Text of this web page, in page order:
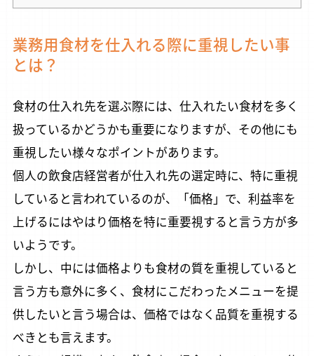
業務用食材を仕入れる際に重視したい事
とは？
食材の仕入れ先を選ぶ際には、仕入れたい食材を多く
扱っているかどうかも重要になりますが、その他にも
重視したい様々なポイントがあります。
個人の飲食店経営者が仕入れ先の選定時に、特に重視
していると言われているのが、「価格」で、利益率を
上げるにはやはり価格を特に重要視すると言う方が多
いようです。
しかし、中には価格よりも食材の質を重視していると
言う方も意外に多く、食材にこだわったメニューを提
供したいと言う場合は、価格ではなく品質を重視する
べきとも言えます。